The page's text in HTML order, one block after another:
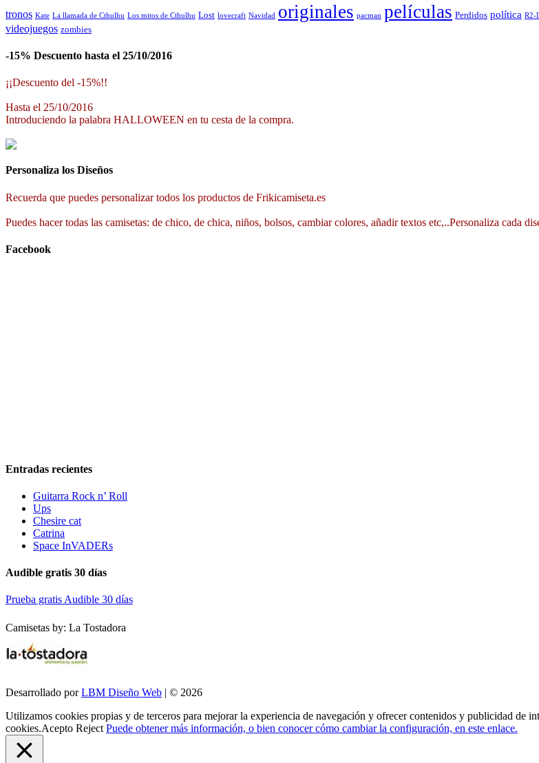
tronos Kate La llamada de Cthulhu Los mitos de Cthulhu Lost lovecraft Navidad originales pacman películas Perdidos política R2-
videojuegos zombies
-15% Descuento hasta el 25/10/2016
¡¡Descuento del -15%!!
Hasta el 25/10/2016
Introduciendo la palabra HALLOWEEN en tu cesta de la compra.
Personaliza los Diseños
Recuerda que puedes personalizar todos los productos de Frikicamiseta.es
Puedes hacer todas las camisetas: de chico, de chica, niños, bolsos, cambiar colores, añadir textos etc,..Personaliza cada
Facebook
Entradas recientes
Guitarra Rock n’ Roll
Ups
Chesire cat
Catrina
Space InVADERs
Audible gratis 30 días
Prueba gratis Audible 30 días
Camisetas by: La Tostadora
Desarrollado porLBM Diseño Web | © 2026
Utilizamos cookies propias y de terceros para mejorar la experiencia de navegación y ofrecer contenidos y publicidad de
cookies.Acepto Reject Puede obtener más información, o bien conocer cómo cambiar la configuración, en este enlace.